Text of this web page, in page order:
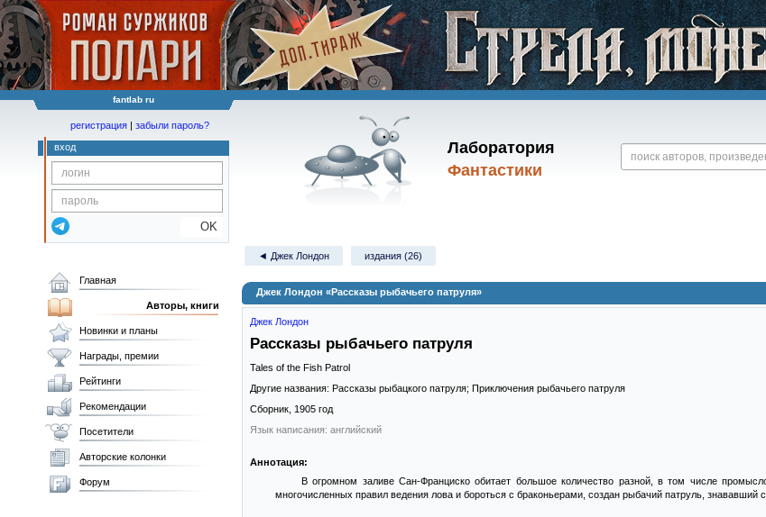
fantlab ru
Лаборатория
Фантастики
регистрация | забыли пароль?
вход
OK
◄ Джек Лондон издания (26)
Джек Лондон «Рассказы рыбачьего патруля»
Джек Лондон
Рассказы рыбачьего патруля
Tales of the Fish Patrol
Другие названия: Рассказы рыбацкого патруля; Приключения рыбачьего патруля
Сборник, 1905 год
Язык написания: английский
Аннотация:
В огромном заливе Сан-Франциско обитает большое количество разной, в том числе
многочисленных правил ведения лова и бороться с браконьерами, создан рыбачий патруль, знававший
Главная
Авторы, книги
Новинки и планы
Награды, премии
Рейтинги
Рекомендации
Посетители
Авторские колонки
Форум